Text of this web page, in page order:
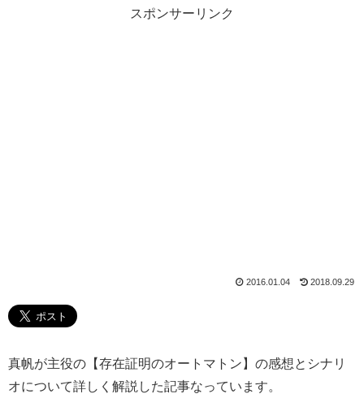
スポンサーリンク
2016.01.04 2018.09.29
真帆が主役の【存在証明のオートマトン】の感想とシナリ
オについて詳しく解説した記事なっています。